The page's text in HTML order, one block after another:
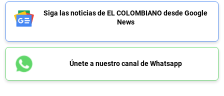
Siga las noticias de EL COLOMBIANO desde Google
News
Únete a nuestro canal de Whatsapp